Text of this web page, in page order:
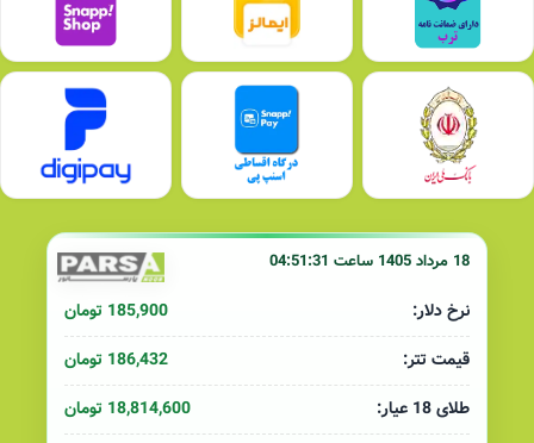
18 مرداد 1405 ساعت 04:51:31
نرخ دلار:
185,900 تومان
قیمت تتر:
186,432 تومان
طلای 18 عیار:
18,814,600 تومان